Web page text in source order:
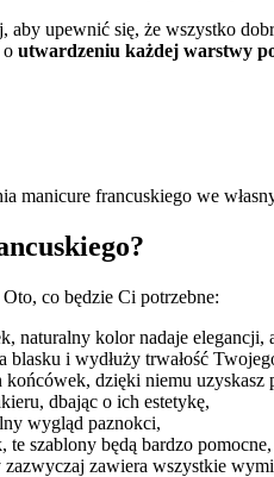
aby upewnić się, że wszystko
o utwardzeniu każdej warstwy
manicure francuskiego we
co będzie Ci potrzebne:
naturalny kolor nadaje elegancji,
blasku i wydłuży trwałość
dzięki niemu uzyskasz
dbając o ich estetykę,
wygląd paznokci,
szablony będą bardzo pomocne,
zawiera wszystkie